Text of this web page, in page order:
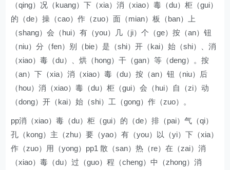
（qing）况（kuang）下（xia）消（xiao）毒（du）柜（gui）
的（de）操（cao）作（zuo）面（mian）板（ban）上
（shang）会（hui）有（you）几（ji）个（ge）按（an）钮
（niu）分（fen）别（bie）是（shi）开（kai）始（shi）、消
（xiao）毒（du）、烘（hong）干（gan）等（deng）。按
（an）下（xia）消（xiao）毒（du）按（an）钮（niu）后
（hou）消（xiao）毒（du）柜（gui）会（hui）自（zi）动
（dong）开（kai）始（shi）工（gong）作（zuo）。
pp消（xiao）毒（du）柜（gui）的（de）排（pai）气（qi）
孔（kong）主（zhu）要（yao）有（you）以（yi）下（xia）
作（zuo）用（yong）pp1 散（san）热（re）在（zai）消
（xiao）毒（du）过（guo）程（cheng）中（zhong）消